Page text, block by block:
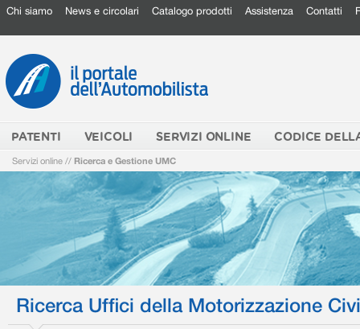
Chi siamo News e circolari Catalogo prodotti Assistenza Contatti
PATENTI VEICOLI SERVIZI ONLINE CODICE
Servizi online // Ricerca e Gestione UMC
Ricerca Uffici della Motorizzazione